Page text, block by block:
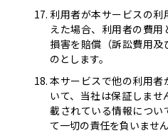
利用者が本サービスの
えた場合、利用者の費
損害を賠償（訴訟費用
のとします。
本サービスで他の利用
いて、当社は保証しま
載されている情報につ
て一切の責任を負いません